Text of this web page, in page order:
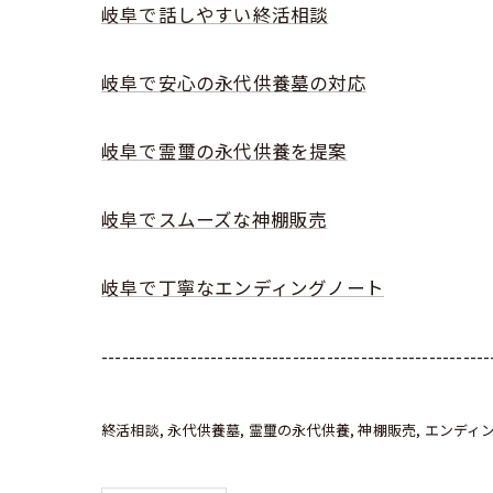
岐阜で話しやすい終活相談
岐阜で安心の永代供養墓の対応
岐阜で霊璽の永代供養を提案
岐阜でスムーズな神棚販売
岐阜で丁寧なエンディングノート
終活相談 永代供養墓 霊璽の永代供養 神棚販売 エンディ